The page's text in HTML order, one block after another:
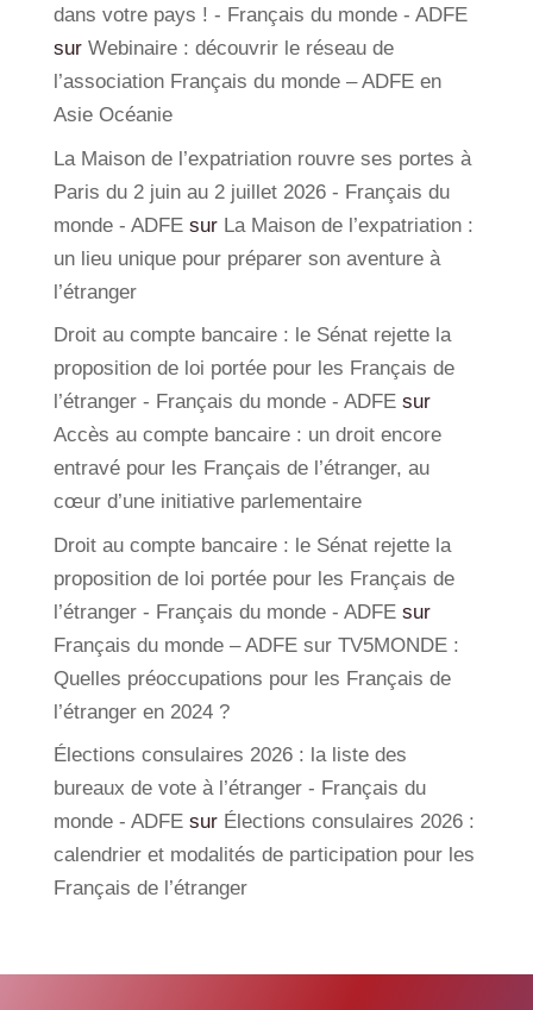
dans votre pays ! - Français du monde - ADFE
sur Webinaire : découvrir le réseau de
l’association Français du monde – ADFE en
Asie Océanie
La Maison de l’expatriation rouvre ses portes à
Paris du 2 juin au 2 juillet 2026 - Français du
monde - ADFEsur La Maison de l’expatriation :
un lieu unique pour préparer son aventure à
l’étranger
Droit au compte bancaire : le Sénat rejette la
proposition de loi portée pour les Français de
l’étranger - Français du monde - ADFEsur
Accès au compte bancaire : un droit encore
entravé pour les Français de l’étranger, au
cœur d’une initiative parlementaire
Droit au compte bancaire : le Sénat rejette la
proposition de loi portée pour les Français de
l’étranger - Français du monde - ADFEsur
Français du monde – ADFE sur TV5MONDE :
Quelles préoccupations pour les Français de
l’étranger en 2024 ?
Élections consulaires 2026 : la liste des
bureaux de vote à l’étranger - Français du
monde - ADFEsur Élections consulaires 2026 :
calendrier et modalités de participation pour les
Français de l’étranger